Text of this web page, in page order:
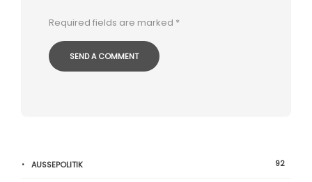
Required fields are marked *
AUSSEPOLITIK 92